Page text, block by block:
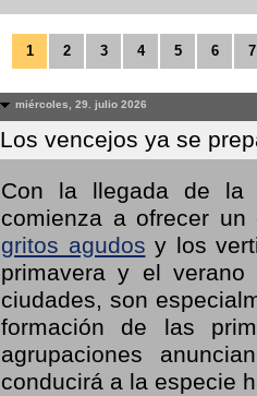
1 2 3 4 5 6 7
miércoles, 29. julio 2026
Los vencejos ya se
Con la llegada de la
comienza a ofrecer un
gritos agudos y los
primavera y el
ciudades, son
formación de las
agrupaciones
conducirá a la especie